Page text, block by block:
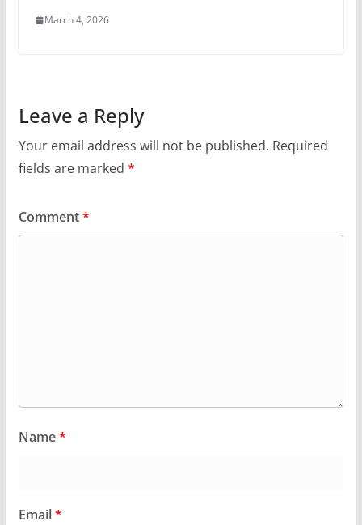
March 4, 2026
Leave a Reply
Your email address will not be published. Required
fields are marked *
Comment*
Name*
Email*